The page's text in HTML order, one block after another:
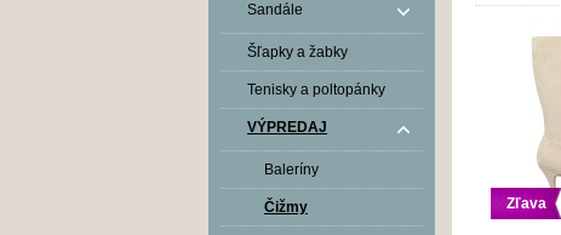
Sandále
Šľapky a žabky
Tenisky a poltopánky
VÝPREDAJ
Baleríny
Čižmy Zľava